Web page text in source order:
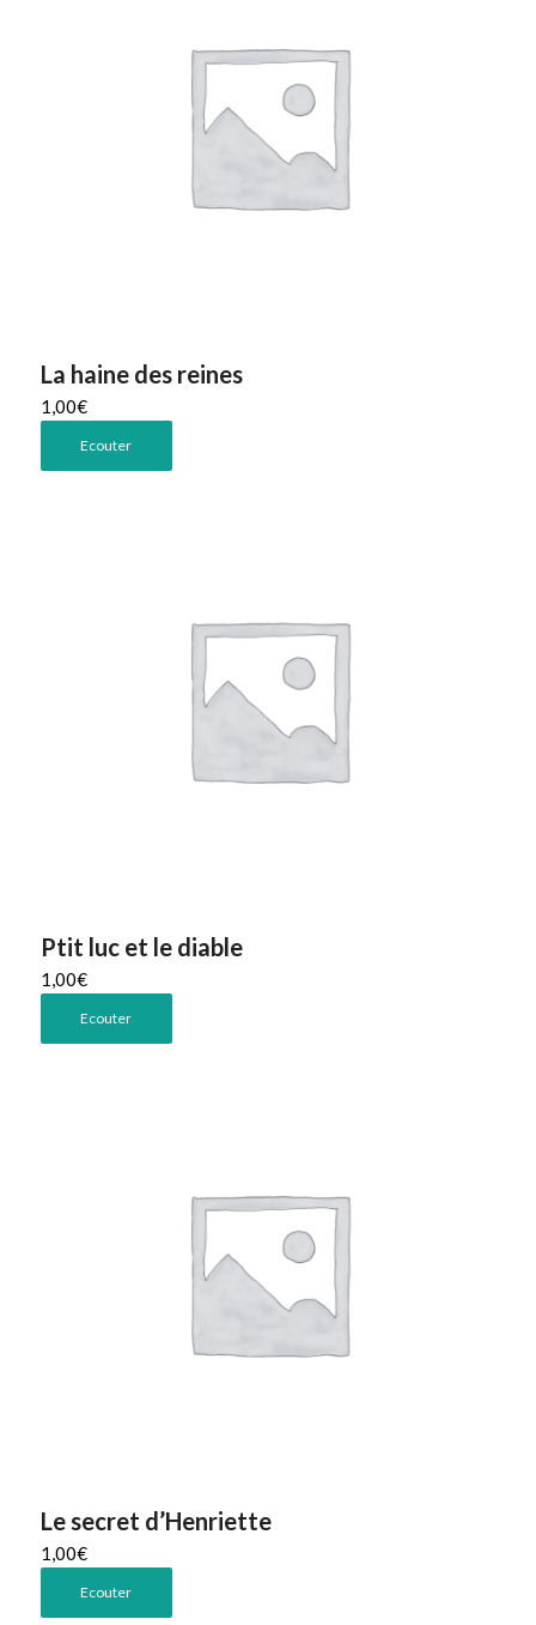
La haine des reines
1,00€
Ecouter
Ptit luc et le diable
1,00€
Ecouter
Le secret d’Henriette
1,00€
Ecouter